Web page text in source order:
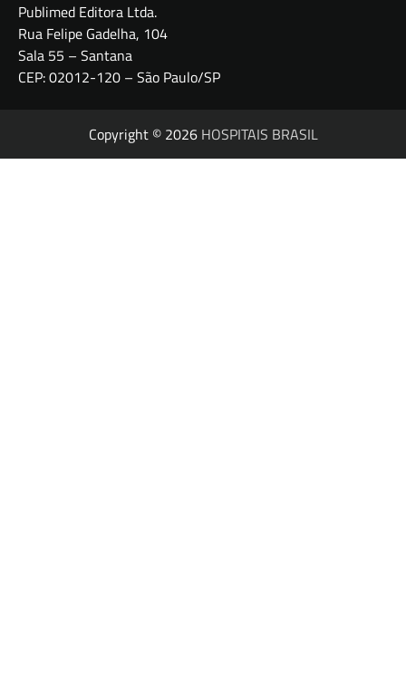
Publimed Editora Ltda.
Rua Felipe Gadelha, 104
Sala 55 – Santana
CEP: 02012-120 – São Paulo/SP
Copyright © 2026 HOSPITAIS BRASIL